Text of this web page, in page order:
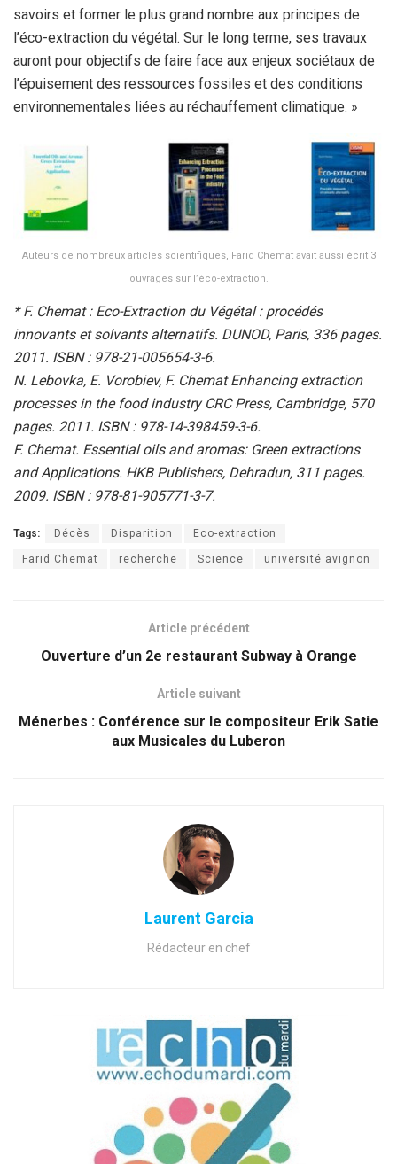
savoirs et former le plus grand nombre aux principes de
l’éco-extraction du végétal. Sur le long terme, ses travaux
auront pour objectifs de faire face aux enjeux sociétaux de
l’épuisement des ressources fossiles et des conditions
environnementales liées au réchauffement climatique. »
Auteurs de nombreux articles scientifiques, Farid Chemat avait aussi écrit 3
ouvrages sur l’éco-extraction.
* F. Chemat : Eco-Extraction du Végétal : procédés
innovants et solvants alternatifs. DUNOD, Paris, 336 pages.
2011. ISBN : 978-21-005654-3-6.
N. Lebovka, E. Vorobiev, F. Chemat Enhancing extraction
processes in the food industry CRC Press, Cambridge, 570
pages. 2011. ISBN : 978-14-398459-3-6.
F. Chemat. Essential oils and aromas: Green extractions
and Applications. HKB Publishers, Dehradun, 311 pages.
2009. ISBN : 978-81-905771-3-7.
Tags: Décès Disparition Eco-extraction
Farid Chemat recherche Science université avignon
Article précédent
Ouverture d’un 2e restaurant Subway à Orange
Article suivant
Ménerbes : Conférence sur le compositeur Erik Satie
aux Musicales du Luberon
Laurent Garcia
Rédacteur en chef